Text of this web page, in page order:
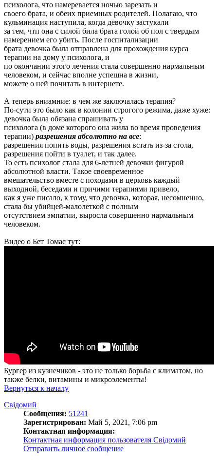
психолога, что намеревается ночью зарезать и
своего брата, и обеих приемных родителей. Полагаю, что
кульминация наступила, когда девочку застукали
за тем, чтп она с силой била брата голой об пол с твердым
намерением его убить. После госпитализации
брата девочка была отправлена для прохождения курса
терапии на дому у психолога, и
по окончании этого лечения стала совершенно нармальным
человеком, и сейчас вполне успешна в жизни,
можете о ней почитать в интернете.
А теперь вниамние: в чем же заключалась терапия?
По-сути это было как в колонии строгого режима, даже хуже:
девочка была обязана спрашивать у
психолога (в доме которого она жила во время проведения
терапии) разрешения абсолютно на все:
разрешения попить воды, разрешения встать из-за стола,
разрешения пойти в туалет, и так далее.
То есть психолог стала для 6-летней девочки фигурой
абсолютной власти. Такое своевременное
вмешательство вместе с походами в церковь каждый
выходной, беседами и причими терапиями привело,
как я уже писало, к тому, что девочка, которая, несомненно,
стала бы убийцей-малолеткой с полным
отсутствием эмпатии, выросла совершенно нармальным
человеком.
Видео о Бет Томас тут:
Бургер из кузнечиков - это не только борьба с климатом, но
также белки, витамины и микроэлементы!
Вернуться к началу
Свідомий
Сообщения: 51241
Зарегистрирован: Май 5, 2021, 7:06 pm
Контактная информация:
Контактная информация пользователя Свідомий
Отправить личное сообщение